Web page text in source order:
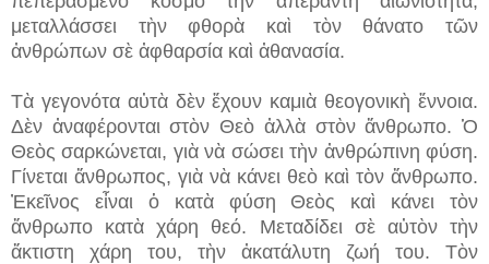
μεταλλάσσει τὴν φθορὰ καὶ τὸν θάνατο τῶν
ἀνθρώπων σὲ ἀφθαρσία καὶ ἀθανασία.
Τὰ γεγονότα αὐτὰ δὲν ἔχουν καμιὰ θεογονικὴ ἔννοια.
Δὲν ἀναφέρονται στὸν Θεὸ ἀλλὰ στὸν ἄνθρωπο. Ὁ
Θεὸς σαρκώνεται, γιὰ νὰ σώσει τὴν ἀνθρώπινη φύση.
Γίνεται ἄνθρωπος, γιὰ νὰ κάνει θεὸ καὶ τὸν ἄνθρωπο.
Ἐκεῖνος εἶναι ὁ κατὰ φύση Θεὸς καὶ κάνει τὸν
ἄνθρωπο κατὰ χάρη θεό. Μεταδίδει σὲ αὐτὸν τὴν
ἄκτιστη χάρη του, τὴν ἀκατάλυτη ζωή του. Τὸν